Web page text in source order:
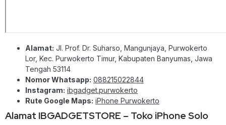
Alamat: Jl. Prof. Dr. Suharso, Mangunjaya, Purwokerto
Lor, Kec. Purwokerto Timur, Kabupaten Banyumas, Jawa
Tengah 53114
Nomor Whatsapp: 088215022844
Instagram: ibgadget.purwokerto
Rute Google Maps: iPhone Purwokerto
Alamat IBGADGETSTORE – Toko iPhone Solo